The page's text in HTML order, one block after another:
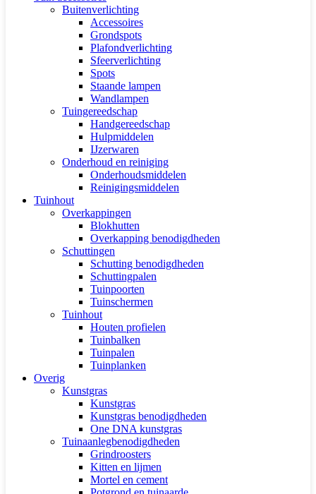
Buitenverlichting
Accessoires
Grondspots
Plafondverlichting
Sfeerverlichting
Spots
Staande lampen
Wandlampen
Tuingereedschap
Handgereedschap
Hulpmiddelen
IJzerwaren
Onderhoud en reiniging
Onderhoudsmiddelen
Reinigingsmiddelen
Tuinhout
Overkappingen
Blokhutten
Overkapping benodigdheden
Schuttingen
Schutting benodigdheden
Schuttingpalen
Tuinpoorten
Tuinschermen
Tuinhout
Houten profielen
Tuinbalken
Tuinpalen
Tuinplanken
Overig
Kunstgras
Kunstgras
Kunstgras benodigdheden
One DNA kunstgras
Tuinaanlegbenodigdheden
Grindroosters
Kitten en lijmen
Mortel en cement